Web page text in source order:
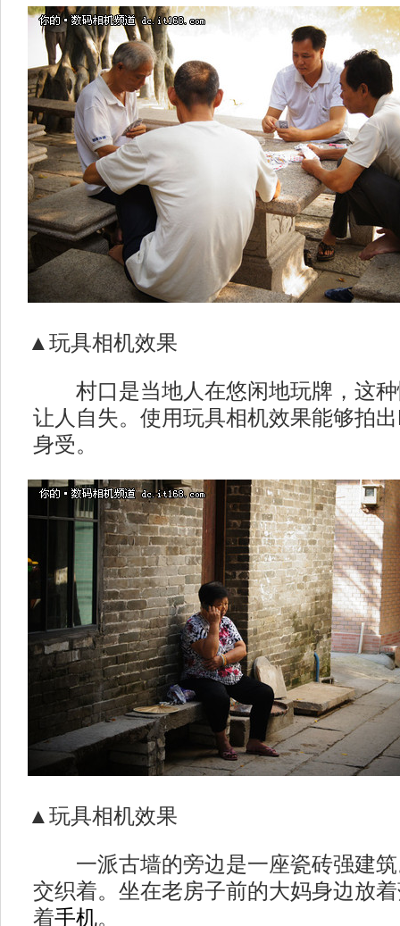
▲玩具相机效果
村口是当地人在悠闲地玩牌，这种
让人自失。使用玩具相机效果能够拍
身受。
▲玩具相机效果
一派古墙的旁边是一座瓷砖强建筑
交织着。坐在老房子前的大妈身边放
着手机。